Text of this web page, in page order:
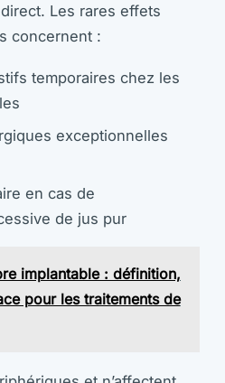
Les rares effets
concernent :
temporaires chez les
exceptionnelles
en cas de
de jus pur
implantable : définition,
pour les traitements de